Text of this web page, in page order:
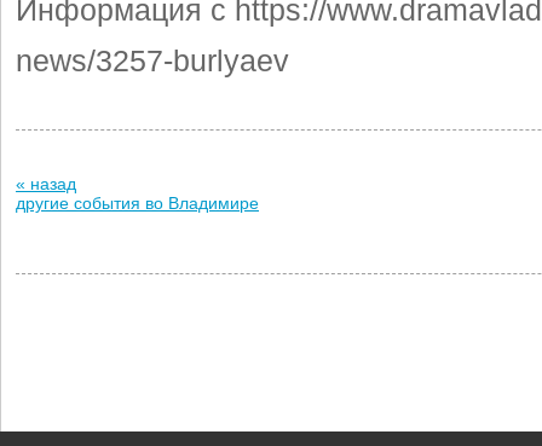
Информация с https://
news/3257-burlyaev
« назад
другие события во Владимире